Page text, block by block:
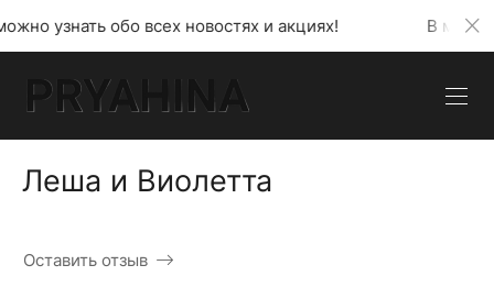
новостях и акциях! В моем телеграмм канале
Леша и Виолетта
Оставить отзыв